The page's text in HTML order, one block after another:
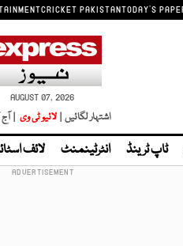
CRICKET PAKISTANTODAY'S
AUGUST 07, 2026
اشتہار لگائیں | لائیو ٹی وی | آج
ٹاپ ٹرینڈ انٹرٹینمنٹ لائف